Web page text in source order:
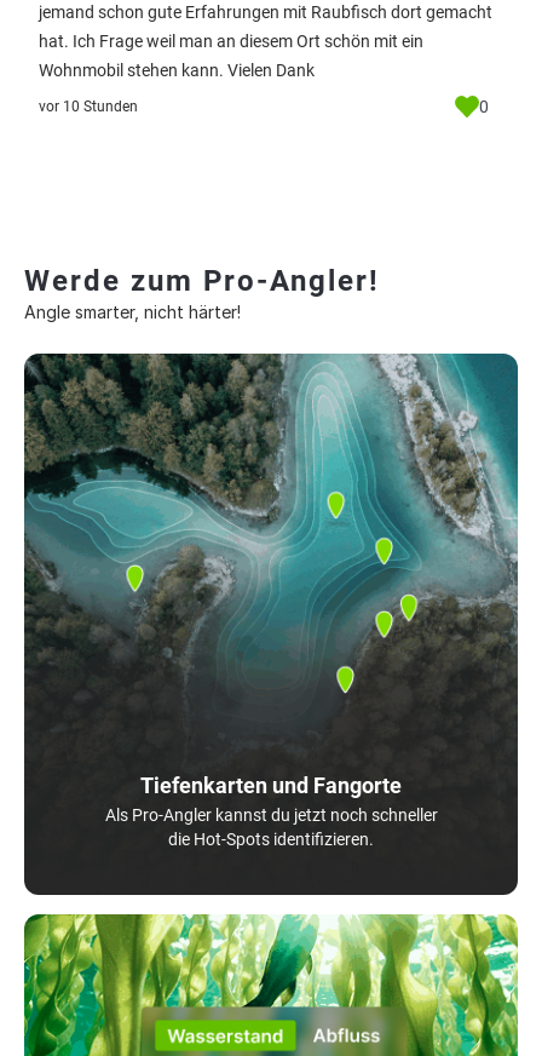
jemand schon gute Erfahrungen mit Raubfisch dort gemacht
hat. Ich Frage weil man an diesem Ort schön mit ein
Wohnmobil stehen kann. Vielen Dank
vor 10 Stunden 0
Werde zum Pro-Angler!
Angle smarter, nicht härter!
Tiefenkarten und Fangorte
Als Pro-Angler kannst du jetzt noch schneller
die Hot-Spots identifizieren.